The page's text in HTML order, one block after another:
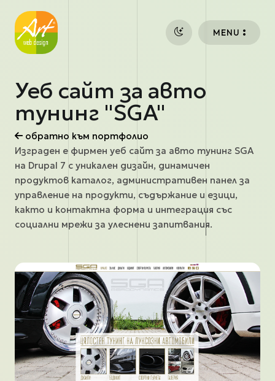
MENU
Уеб сайт за авто
тунинг "SGA"
обратно към портфолио
Изграден е фирмен уеб сайт за авто тунинг SGA
на Drupal 7 с уникален дизайн, динамичен
продуктов каталог, административен панел за
управление на продукти, съдържание и езици,
както и контактна форма и интеграция със
социални мрежи за улеснени запитвания.